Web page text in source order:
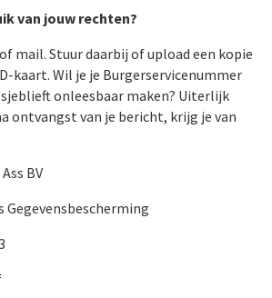
van jouw rechten?
mail. Stuur daarbij of upload een kopie
kaart. Wil je je Burgerservicenummer
onleesbaar maken? Uiterlijk
ontvangst van je bericht, krijg je van
BV
Gegevensbescherming